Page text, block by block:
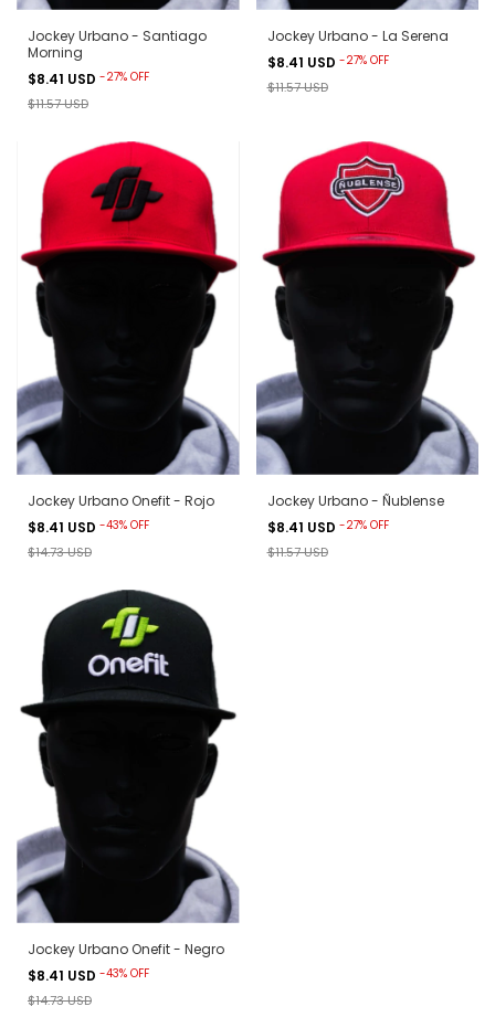
Jockey Urbano - Santiago
Morning
$8.41 USD -27% OFF
$11.57 USD
Jockey Urbano - La Serena
$8.41 USD -27% OFF
$11.57 USD
Jockey Urbano Onefit - Rojo
$8.41 USD -43% OFF
$14.73 USD
Jockey Urbano - Ñublense
$8.41 USD -27% OFF
$11.57 USD
Jockey Urbano Onefit - Negro
$8.41 USD -43% OFF
$14.73 USD